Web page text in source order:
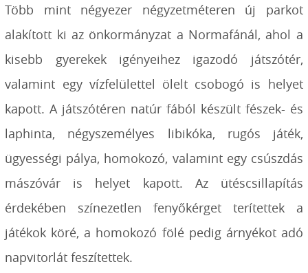
Több mint négyezer négyzetméteren új parkot
alakított ki az önkormányzat a Normafánál, ahol a
kisebb gyerekek igényeihez igazodó játszótér,
valamint egy vízfelülettel ölelt csobogó is helyet
kapott. A játszótéren natúr fából készült fészek- és
laphinta, négyszemélyes libikóka, rugós játék,
ügyességi pálya, homokozó, valamint egy csúszdás
mászóvár is helyet kapott. Az ütéscsillapítás
érdekében színezetlen fenyőkérget terítettek a
játékok köré, a homokozó fölé pedig árnyékot adó
napvitorlát feszítettek.